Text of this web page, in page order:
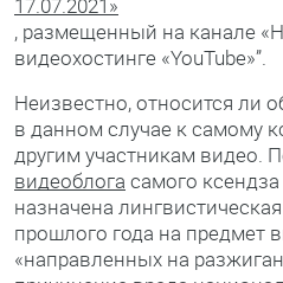
, размещенный на канале
видеохостинге «YouTube»”.
Неизвестно, относится ли
в данном случае к самому
другим участникам видео.
видеоблога самого
назначена
прошлого года на предмет
«направленных на